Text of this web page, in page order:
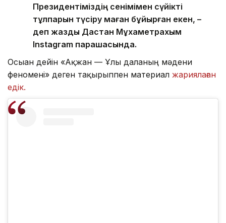
Президентіміздің сенімімен сүйікті
тұлпарын түсіру маған бұйырған екен, –
деп жазды Дастан Мұхаметрахым
Instagram парақшасында.
Осыған дейін «Ақжан — Ұлы даланың мәдени
феномені» деген тақырыппен материал жариялаған
едік.